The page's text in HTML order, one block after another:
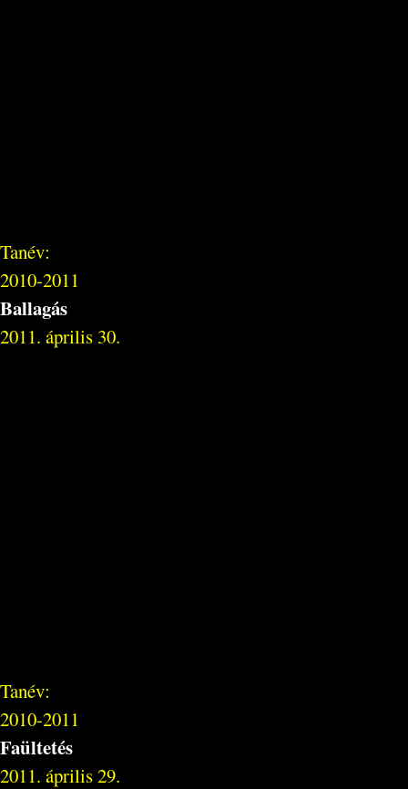
Tanév:
2010-2011
Ballagás
2011. április 30.
Tanév:
2010-2011
Faültetés
2011. április 29.